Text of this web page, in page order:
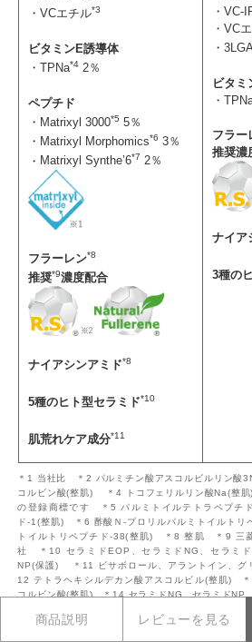
商品説明 レビューを見る
VCエチル*3
ビタミンE誘導体
TPNa*4 2％
ペプチド
Matrixyl 3000*5 5％
Matrixyl Morphomics*6 3％
Matrixyl Synthe’6*7 2％
フラーレン*8
推奨*9濃度配合
ナイアシンアミド*8
5種のヒト型セラミド*10
肌荒れケア成分*11
VC-
VC
ビタミ
フラー
推奨濃
ナイア
3種の
＊1 当社比 ＊2 パルミチン酸アスコルビルリン酸
コルビン酸(整肌) ＊4 トコフェリルリン酸Na(整
の登録商標です ＊5 パルミトイルテトラペプチ
ド-1(整肌) ＊6 酢酸Ｎ-プロリルパルミトイルト
トイルトリペプチド-38(整肌) ＊8 整肌 ＊9 三
社 ＊10 セラミドEOP、セラミドNG、セラミ
NP(保護) ＊11 ビサボロール、アラントイン、
12 テトラヘキシルデカン酸アスコルビル(整肌)
コルビン酸(整肌) ＊14 セラミドNG、セラミドNP
配合した証です。